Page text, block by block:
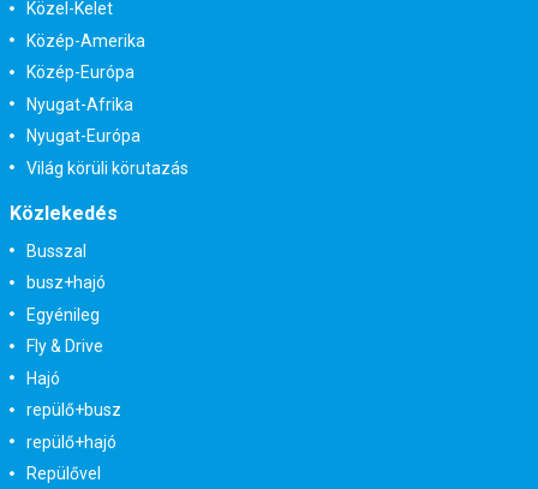
Közel-Kelet
Közép-Amerika
Közép-Európa
Nyugat-Afrika
Nyugat-Európa
Világ körüli körutazás
Közlekedés
Busszal
busz+hajó
Egyénileg
Fly & Drive
Hajó
repülő+busz
repülő+hajó
Repülővel